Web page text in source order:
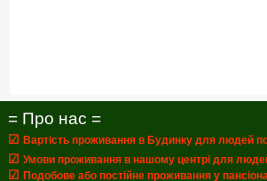
= Про нас =
☑ Вартість проживання в Будинку для людей
☑ Умови проживання в нашому центрі для
☑ Подобове або постійне проживання у